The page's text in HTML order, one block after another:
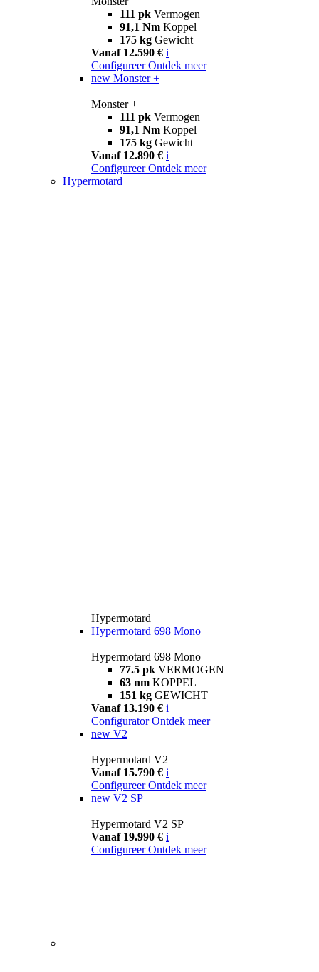
111 pk Vermogen
91,1 Nm Koppel
175 kg Gewicht
Vanaf 12.590 € i
Configureer Ontdek meer
new Monster +
Monster +
111 pk Vermogen
91,1 Nm Koppel
175 kg Gewicht
Vanaf 12.890 € i
Configureer Ontdek meer
Hypermotard
Hypermotard
Hypermotard 698 Mono
Hypermotard 698 Mono
77.5 pk VERMOGEN
63 nm KOPPEL
151 kg GEWICHT
Vanaf 13.190 € i
Configurator Ontdek meer
new V2
Hypermotard V2
Vanaf 15.790 € i
Configureer Ontdek meer
new V2 SP
Hypermotard V2 SP
Vanaf 19.990 € i
Configureer Ontdek meer